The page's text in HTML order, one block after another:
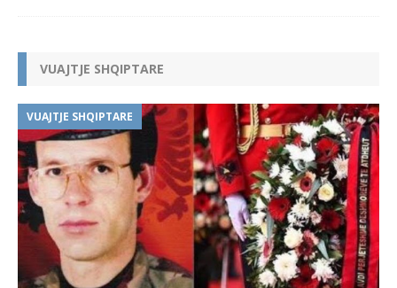
VUAJTJE SHQIPTARE
VUAJTJE SHQIPTARE